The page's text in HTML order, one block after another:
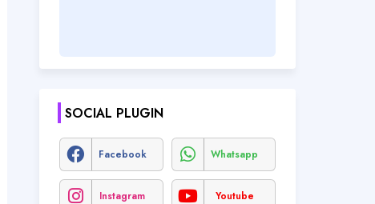
SOCIAL PLUGIN
Facebook Whatsapp
Instagram Youtube